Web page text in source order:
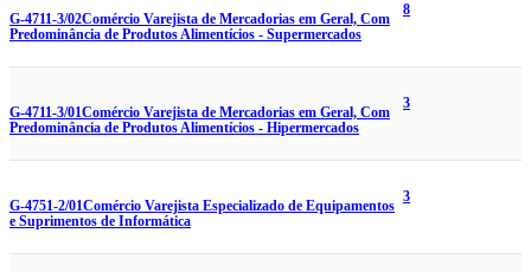
G-4711-3/02Comércio Varejista de Mercadorias em Geral, Com
Predominância de Produtos Alimentícios - Supermercados
8
G-4711-3/01Comércio Varejista de Mercadorias em Geral, Com
Predominância de Produtos Alimentícios - Hipermercados
3
G-4751-2/01Comércio Varejista Especializado de Equipamentos
e Suprimentos de Informática
3